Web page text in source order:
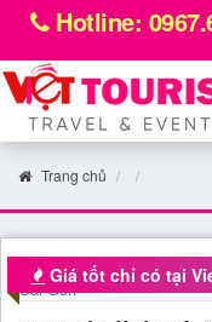
Hotline:
Trang chủ
Giá tốt chỉ có tại